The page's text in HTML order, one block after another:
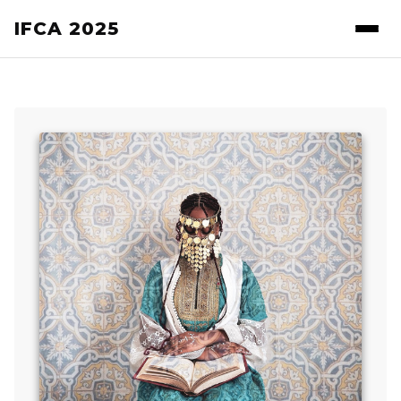
IFCA 2025